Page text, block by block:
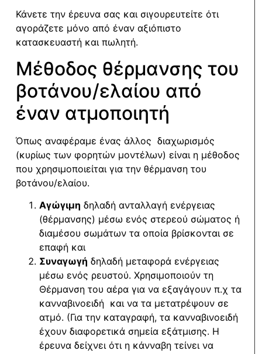
Κάνετε την έρευνα σας και σιγουρευτείτε ότι
αγοράζετε μόνο από έναν αξιόπιστο
κατασκευαστή και πωλητή.
Μέθοδος θέρμανσης του
βοτάνου/ελαίου από
έναν ατμοποιητή
Όπως αναφέραμε ένας άλλος διαχωρισμός
(κυρίως των φορητών μοντέλων) είναι η μέθοδος
που χρησιμοποιείται για την θέρμανση του
βοτάνου/ελαίου.
Αγώγιμη δηλαδή ανταλλαγή ενέργειας
(θέρμανσης) μέσω ενός στερεού σώματος ή
διαμέσου σωμάτων τα οποία βρίσκονται σε
επαφή και
Συναγωγή δηλαδή μεταφορά ενέργειας
μέσω ενός ρευστού. Χρησιμοποιούν τη
Θέρμανση του αέρα για να εξαγάγουν π.χ τα
κανναβινοειδή και να τα μετατρέψουν σε
ατμό. (Για την καταγραφή, τα κανναβινοειδή
έχουν διαφορετικά σημεία εξάτμισης. Η
έρευνα δείχνει ότι η κάνναβη τείνει να